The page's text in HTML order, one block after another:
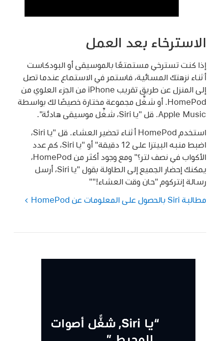
الاسترخاء بعد العمل
إذا كنت تسترخي مستمتعًا بالموسيقى أو البودكاست
أثناء نزهتك المسائية، فاستمر في الاستماع عندما تصل
إلى المنزل عن طريق تقريب iPhone من الجزء العلوي من
HomePod. أو شغِّل مجموعة مختارة خصيصًا لك بواسطة
Apple Music. قل
"يا Siri، شغِّل موسيقى هادئة" .
استخدم HomePod أثناء تحضير العشاء. قل
"يا Siri،
اضبط منبه البيتزا على 12 دقيقة"
أو
"يا Siri، كم عدد
الأكواب في نصف لتر؟"
ومع وجود أكثر من HomePod،
يمكنك إحضار الجميع إلى الطاولة بقول
"يا Siri، أرسل
رسالة إنتركوم "حان وقت العشاء!""
مطالبة Siri بالحصول على المعلومات عن HomePod